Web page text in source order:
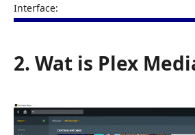
Interface:
2. Wat is Plex